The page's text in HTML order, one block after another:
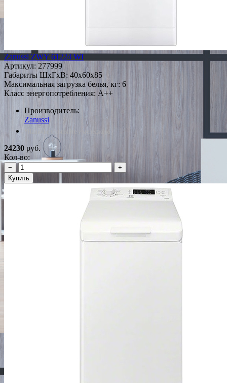
Zanussi ZWY 61224 WI
Артикул: 277999
Габариты ШxГxВ: 40x60x85
Максимальная загрузка белья, кг: 6
Класс энергопотребления: A++
Производитель:
Zanussi
*Наличие уточняйте у менеджера
24230 руб.
Кол-во:
−
+
Купить